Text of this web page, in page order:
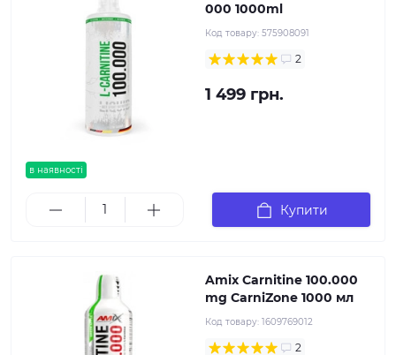
в наявності
000 1000ml
Код товару: 575908091
2
1 499 грн.
Купити
Amix Carnitine 100.000
mg CarniZone 1000 мл
Код товару: 1609769012
2